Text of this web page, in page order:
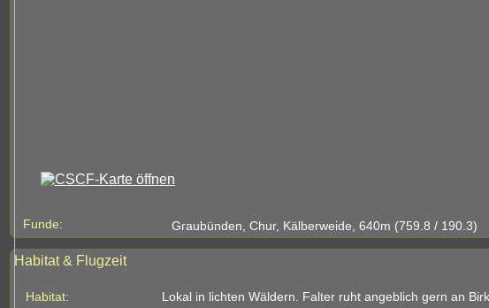
Funde: Graubünden, Chur, Kälberweide, 640m (759.8 / 190.3)
Habitat & Flugzeit
Habitat: Lokal in lichten Wäldern. Falter ruht angeblich gern an